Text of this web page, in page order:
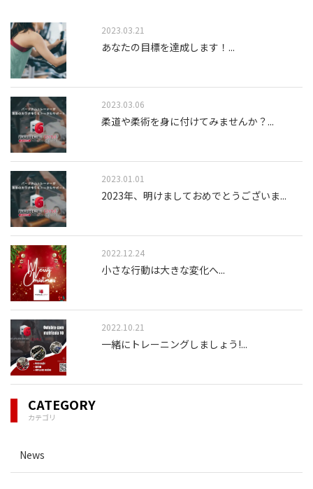
2023.03.21
あなたの目標を達成します！ ...
2023.03.06
柔道や柔術を身に付けてみませんか？ ...
2023.01.01
2023年、明けましておめでとうございま...
2022.12.24
小さな行動は大きな変化へ...
2022.10.21
一緒にトレーニングしましょう!...
CATEGORY
カテゴリ
News